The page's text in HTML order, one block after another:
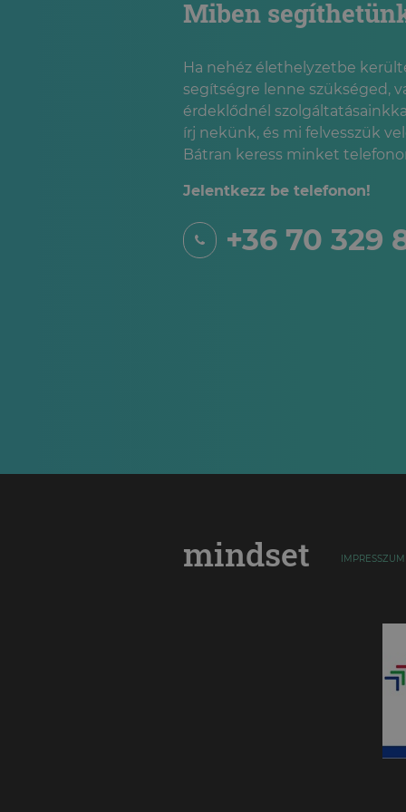
Miben
Ha nehéz élethelyzetbe
segítségre lenne szükséged,
érdeklődnél
írj nekünk, és mi felvesszük
Bátran keress minket
Jelentkezz be telefonon!
+36 70 329
mindset IMPRESSZUM